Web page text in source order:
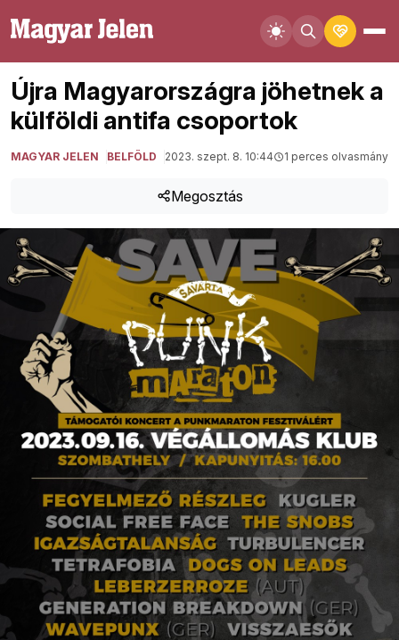
Újra Magyarországra jöhetnek a
külföldi antifa csoportok
MAGYAR JELEN BELFÖLD 2023. szept. 8. 10:44 1 perces olvasmány
Megosztás